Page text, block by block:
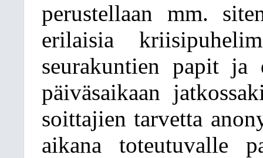
perustellaan mm.
erilaisia
seurakuntien papit ja
päiväsaikaan
soittajien tarvetta
aikana toteutuvalle